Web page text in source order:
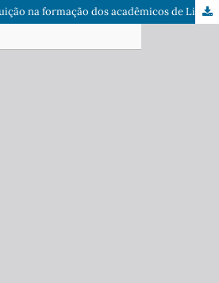
O PIBID e sua contribuição na formação dos acadêmicos de Licenciatura em Química da Universidade Estadual de Roraima